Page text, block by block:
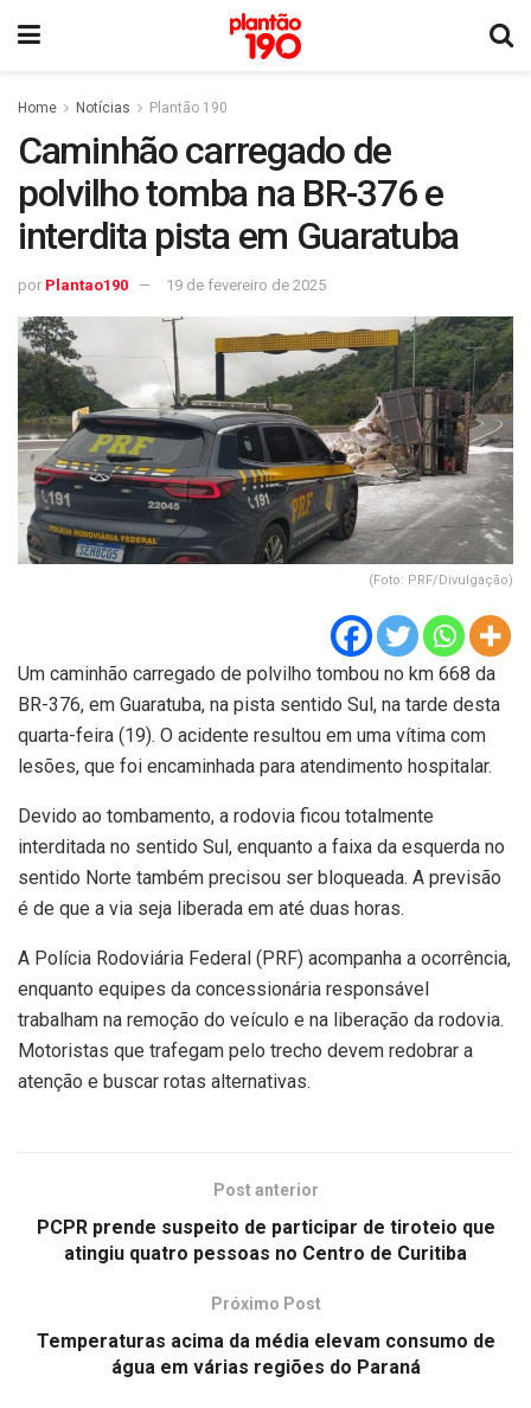
Home Notícias Plantão 190
Caminhão carregado de
polvilho tomba na BR-376 e
interdita pista em Guaratuba
por Plantao190 19 de fevereiro de 2025
(Foto: PRF/Divulgação)
Um caminhão carregado de polvilho tombou no km 668 da
BR-376, em Guaratuba, na pista sentido Sul, na tarde desta
quarta-feira (19). O acidente resultou em uma vítima com
lesões, que foi encaminhada para atendimento hospitalar.
Devido ao tombamento, a rodovia ficou totalmente
interditada no sentido Sul, enquanto a faixa da esquerda no
sentido Norte também precisou ser bloqueada. A previsão
é de que a via seja liberada em até duas horas.
A Polícia Rodoviária Federal (PRF) acompanha a ocorrência,
enquanto equipes da concessionária responsável
trabalham na remoção do veículo e na liberação da rodovia.
Motoristas que trafegam pelo trecho devem redobrar a
atenção e buscar rotas alternativas.
Post anterior
PCPR prende suspeito de participar de tiroteio que
atingiu quatro pessoas no Centro de Curitiba
Próximo Post
Temperaturas acima da média elevam consumo de
água em várias regiões do Paraná